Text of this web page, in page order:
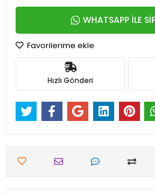
WHATSAPP İLE
Favorilerime ekle
Hızlı Gönderi